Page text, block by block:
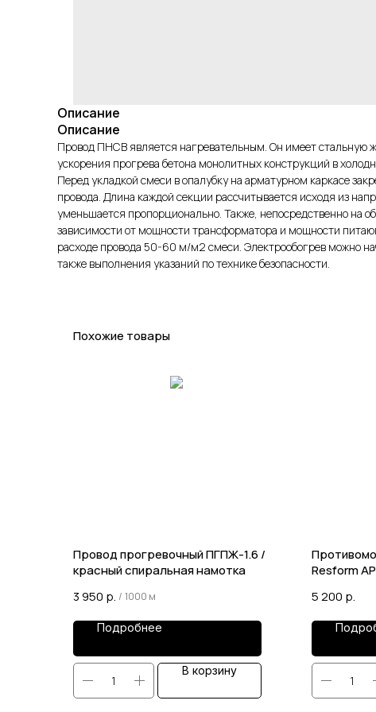
Описание
Описание
Провод ПНСВ является нагревательным. Он имеет стальную
ускорения прогрева бетона монолитных конструкций в
Перед укладкой смеси в опалубку на арматурном каркасе
провода. Длина каждой секции рассчитывается исходя из
уменьшается пропорционально. Также, непосредственно на
зависимости от мощности трансформатора и мощности
расходе провода 50-60 м/м2 смеси. Электрообогрев можно
также выполнения указаний по технике безопасности.
Похожие товары
Провод прогревочный ПГПЖ-1.6 /
красный спиральная намотка
3 950 р. / 1000 м
Подробнее
В корзину
Resform
5 200 р.